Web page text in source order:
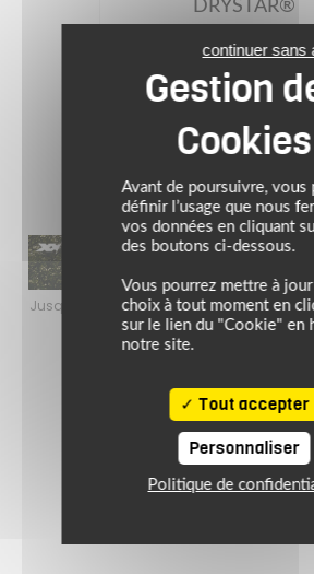
DRYSTAR®
260.96 €
Bleu/noir
(5)
Jusqu’au 24 août 2026, profitez de
le plein de bons plans sur
Avant de poursuivre, vous
définir l’usage que nous
vos données en cliquant
des boutons ci-dessous.
Vous pourrez mettre à
choix à tout moment en
sur le lien du "Cookie" en
notre site.
Tout accepter
continuer sans
Personnaliser
Politique de